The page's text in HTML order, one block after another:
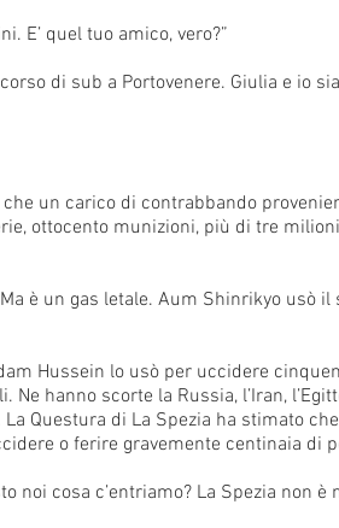
E’ quel tuo amico, vero?”
di sub a Portovenere. Giulia e io
un carico di contrabbando
ottocento munizioni, più di tre
è un gas letale. Aum Shinrikyo usò
Hussein lo usò per uccidere
hanno scorte la Russia, l’Iran,
Questura di La Spezia ha stimato
o ferire gravemente centinaia di
noi cosa c’entriamo? La Spezia non è